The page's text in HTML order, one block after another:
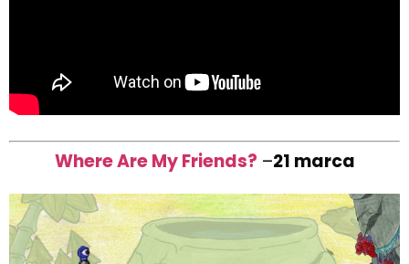
Where Are My Friends? –21 marca